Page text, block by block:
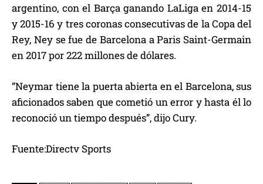
argentino, con el Barça ganando LaLiga en 2014-15
y 2015-16 y tres coronas consecutivas de la Copa del
Rey, Ney se fue de Barcelona a Paris Saint-Germain
en 2017 por 222 millones de dólares.
“Neymar tiene la puerta abierta en el Barcelona, ​​sus
aficionados saben que cometió un error y hasta él lo
reconoció un tiempo después”, dijo Cury.
Fuente:Directv Sports